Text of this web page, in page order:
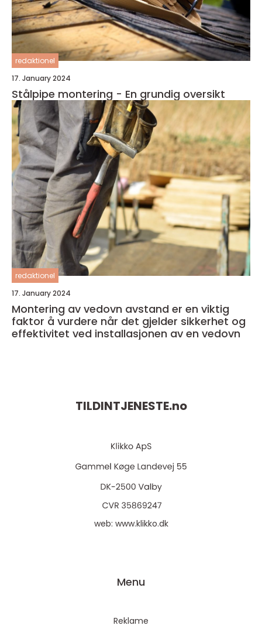
redaktionel
17. January 2024
Stålpipe montering - En grundig oversikt
redaktionel
17. January 2024
Montering av vedovn avstand er en viktig
faktor å vurdere når det gjelder sikkerhet og
effektivitet ved installasjonen av en vedovn
TILDINTJENESTE.no
web: www.klikko.dk
Menu
Reklame